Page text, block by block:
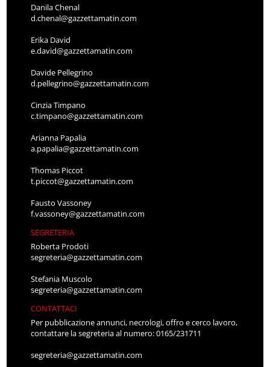
Danila Chenal
d.chenal@gazzettamatin.com
Erika David
e.david@gazzettamatin.com
Davide Pellegrino
d.pellegrino@gazzettamatin.com
Cinzia Timpano
c.timpano@gazzettamatin.com
Arianna Papalia
a.papalia@gazzettamatin.com
Thomas Piccot
t.piccot@gazzettamatin.com
Fausto Vassoney
f.vassoney@gazzettamatin.com
SEGRETERIA
Roberta Prodoti
segreteria@gazzettamatin.com
Stefania Muscolo
segreteria@gazzettamatin.com
CONTATTACI
Per pubblicazione annunci, necrologi, offro e cerco lavoro,
contattare la segreteria al numero: 0165/231711
segreteria@gazzettamatin.com